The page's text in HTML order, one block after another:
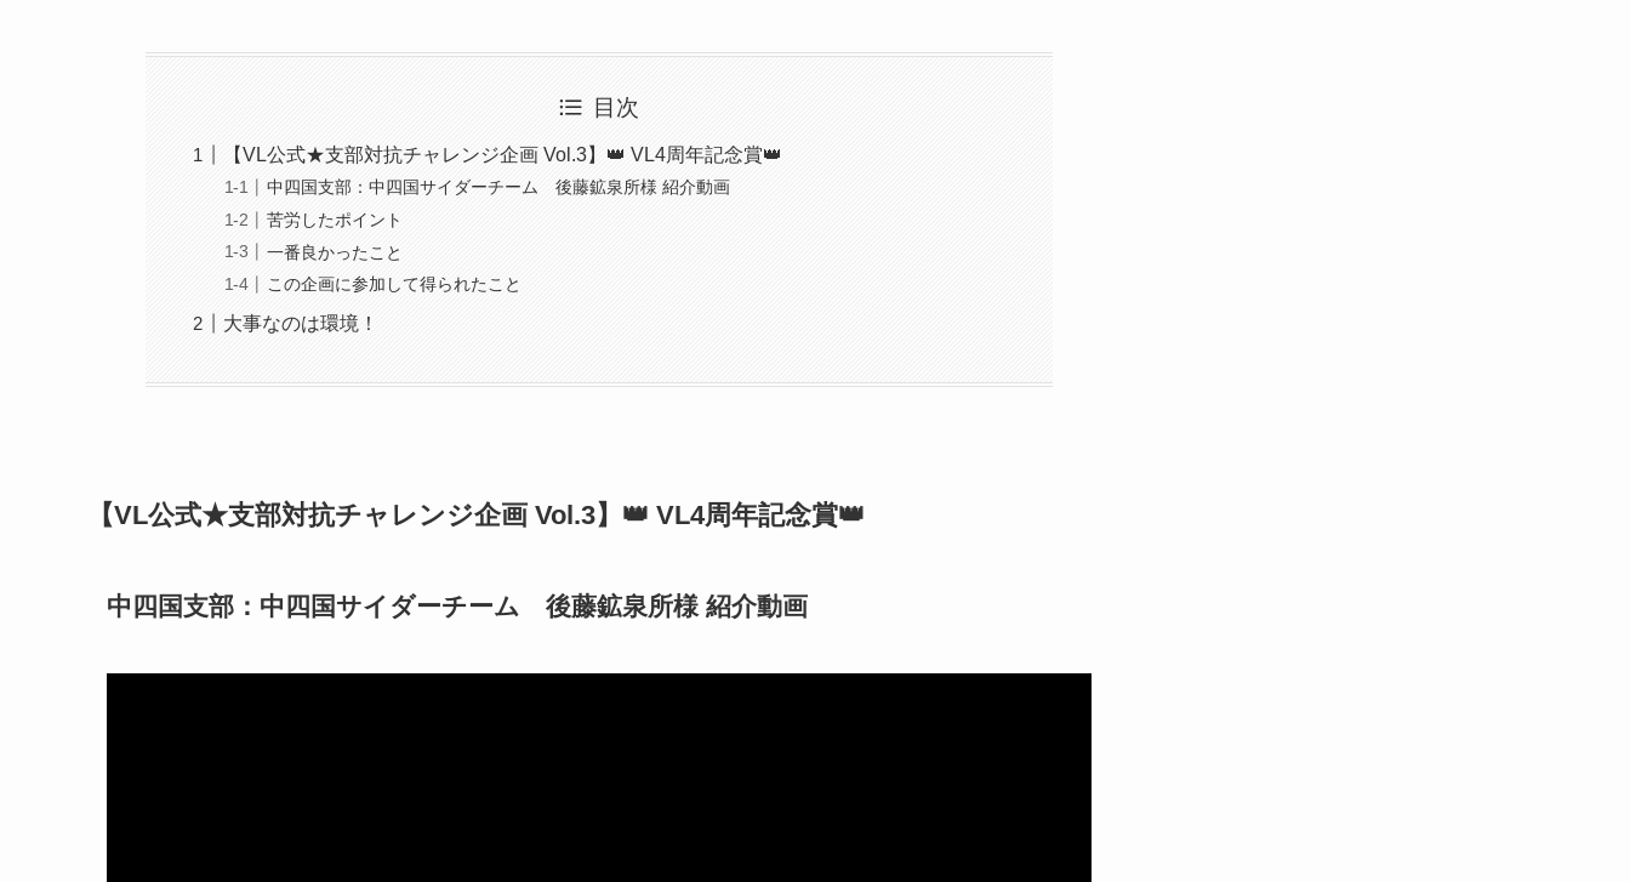
目次
【VL公式★支部対抗チャレンジ企画 Vol.3】👑 VL4周年記念賞👑
中四国支部：中四国サイダーチーム 後藤鉱泉所様 紹介動画
苦労したポイント
一番良かったこと
この企画に参加して得られたこと
大事なのは環境！
【VL公式★支部対抗チャレンジ企画 Vol.3】👑 VL4周年記念賞👑
中四国支部：中四国サイダーチーム 後藤鉱泉所様 紹介動画